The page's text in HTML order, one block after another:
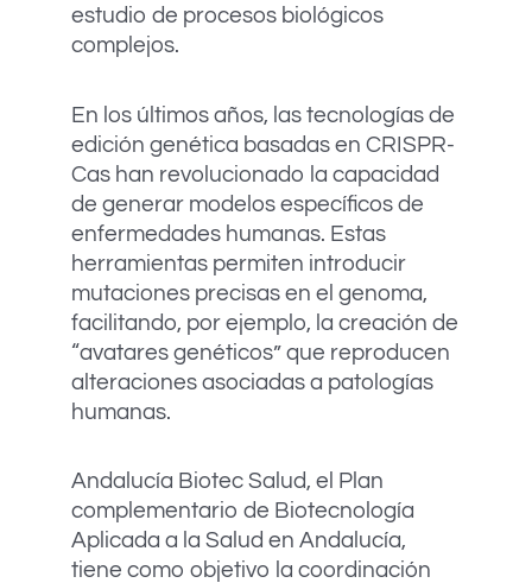
estudio de procesos biológicos
complejos.
En los últimos años, las tecnologías de
edición genética basadas en CRISPR-
Cas han revolucionado la capacidad
de generar modelos específicos de
enfermedades humanas. Estas
herramientas permiten introducir
mutaciones precisas en el genoma,
facilitando, por ejemplo, la creación de
“avatares genéticos” que reproducen
alteraciones asociadas a patologías
humanas.
Andalucía Biotec Salud, el Plan
complementario de Biotecnología
Aplicada a la Salud en Andalucía,
tiene como objetivo la coordinación